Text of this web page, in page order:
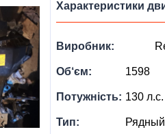
Характеристики
Виробник:
Об‘єм: 1598
Потужність: 130 л.с.
Тип: Рядный